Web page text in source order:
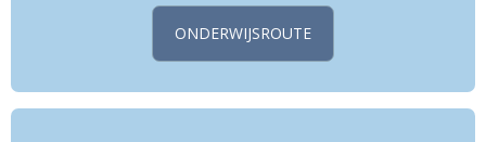
ONDERWIJSROUTE